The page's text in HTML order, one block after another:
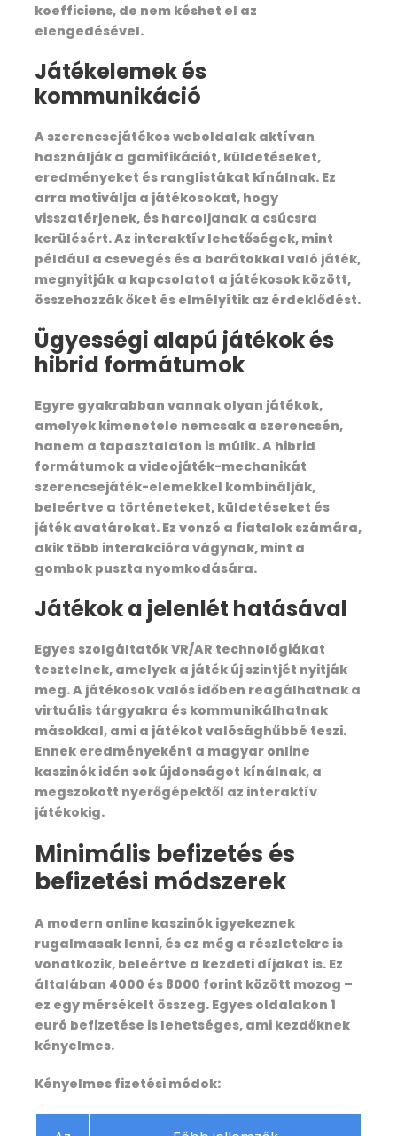
koefficiens, de nem késhet el az
elengedésével.
Játékelemek és
kommunikáció
A szerencsejátékos weboldalak aktívan
használják a gamifikációt, küldetéseket,
eredményeket és ranglistákat kínálnak. Ez
arra motiválja a játékosokat, hogy
visszatérjenek, és harcoljanak a csúcsra
kerülésért. Az interaktív lehetőségek, mint
például a csevegés és a barátokkal való játék,
megnyitják a kapcsolatot a játékosok között,
összehozzák őket és elmélyítik az érdeklődést.
Ügyességi alapú játékok és
hibrid formátumok
Egyre gyakrabban vannak olyan játékok,
amelyek kimenetele nemcsak a szerencsén,
hanem a tapasztalaton is múlik. A hibrid
formátumok a videojáték-mechanikát
szerencsejáték-elemekkel kombinálják,
beleértve a történeteket, küldetéseket és
játék avatárokat. Ez vonzó a fiatalok számára,
akik több interakcióra vágynak, mint a
gombok puszta nyomkodására.
Játékok a jelenlét hatásával
Egyes szolgáltatók VR/AR technológiákat
tesztelnek, amelyek a játék új szintjét nyitják
meg. A játékosok valós időben reagálhatnak a
virtuális tárgyakra és kommunikálhatnak
másokkal, ami a játékot valósághűbbé teszi.
Ennek eredményeként a magyar online
kaszinók idén sok újdonságot kínálnak, a
megszokott nyerőgépektől az interaktív
játékokig.
Minimális befizetés és
befizetési módszerek
A modern online kaszinók igyekeznek
rugalmasak lenni, és ez még a részletekre is
vonatkozik, beleértve a kezdeti díjakat is. Ez
általában 4000 és 8000 forint között mozog –
ez egy mérsékelt összeg. Egyes oldalakon 1
euró befizetése is lehetséges, ami kezdőknek
kényelmes.
Kényelmes fizetési módok:
Include / Exclude
What is Included In this trek?
Transport from Dehradun to Dehradun
Forest Permit and entrance fee
Accommodation in Hotel
Accommodation in tents on twin share basis
during trekking.
All meals, Breakfast, Day Pack, Lunch, Pack
Lunch, Tea,Coffee, Snacks, Soup, Dinner
Separate Tent, High quality
Liner, Pillow, Separate Toilet tents, Dining Tent,
Chair, Dining table
your uploading
Guide, Porters, cook, Helper
Mules, Kitchen team
Walkie Talkie, for contact each other’s
Gaiters
Micro crampons
Hiking Pole
What is not included In this
trek
Map